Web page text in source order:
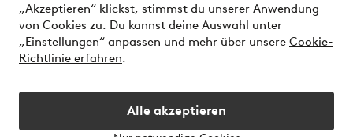
„Akzeptieren“ klickst, stimmst du unserer Anwendung
von Cookies zu. Du kannst deine Auswahl unter
„Einstellungen“ anpassen und mehr über unsere Cookie-
Richtlinie erfahren.
Alle akzeptieren